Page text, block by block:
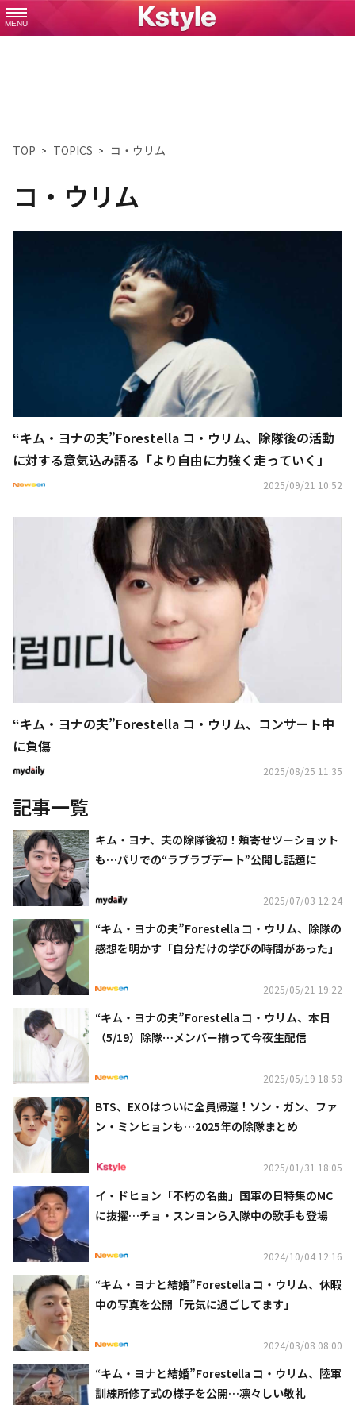
MENU
TOP TOPICS コ・ウリム
コ・ウリム
“キム・ヨナの夫”Forestella コ・ウリム、除隊後の活動
に対する意気込み語る「より自由に力強く走っていく」
2025/09/21 10:52
“キム・ヨナの夫”Forestella コ・ウリム、コンサート中
に負傷
2025/08/25 11:35
記事一覧
キム・ヨナ、夫の除隊後初！頬寄せツーショット
も…パリでの“ラブラブデート”公開し話題に
2025/07/03 12:24
“キム・ヨナの夫”Forestella コ・ウリム、除隊の
感想を明かす「自分だけの学びの時間があった」
2025/05/21 19:22
“キム・ヨナの夫”Forestella コ・ウリム、本日
（5/19）除隊⋯メンバー揃って今夜生配信
2025/05/19 18:58
BTS、EXOはついに全員帰還！ソン・ガン、ファ
ン・ミンヒョンも…2025年の除隊まとめ
2025/01/31 18:05
イ・ドヒョン「不朽の名曲」国軍の日特集のMC
に抜擢…チョ・スンヨンら入隊中の歌手も登場
2024/10/04 12:16
“キム・ヨナと結婚”Forestella コ・ウリム、休暇
中の写真を公開「元気に過ごしてます」
2024/03/08 08:00
“キム・ヨナと結婚”Forestella コ・ウリム、陸軍
訓練所修了式の様子を公開…凛々しい敬礼